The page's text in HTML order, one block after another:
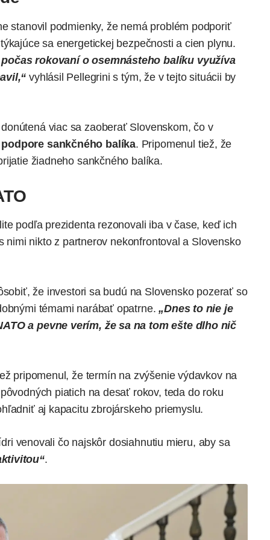
stanovil podmienky, že nemá problém podporiť
sa energetickej bezpečnosti a cien plynu.
rokovaní o osemnásteho balíku využíva
vyhlásil Pellegrini s tým, že v tejto situácii by
viac sa zaoberať Slovenskom, čo v
podpore sankčného balíka. Pripomenul tiež, že
žiadneho sankčného balíka.
podľa prezidenta rezonovali iba v čase, keď ich
nikto z partnerov nekonfrontoval a Slovensko
že investori sa budú na Slovensko pozerať so
témami narábať opatrne.„Dnes to nie je
a pevne verím, že sa na tom ešte dlho nič
pripomenul, že termín na zvýšenie výdavkov na
piatich na desať rokov, teda do roku
aj kapacitu zbrojárskeho priemyslu.
venovali čo najskôr dosiahnutiu mieru, aby sa
.